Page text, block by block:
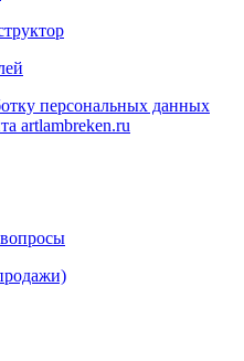
персональных данных
artlambreken.ru